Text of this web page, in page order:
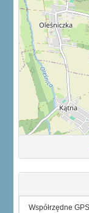
Współrzędne GPS